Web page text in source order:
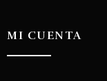
MI CUENTA